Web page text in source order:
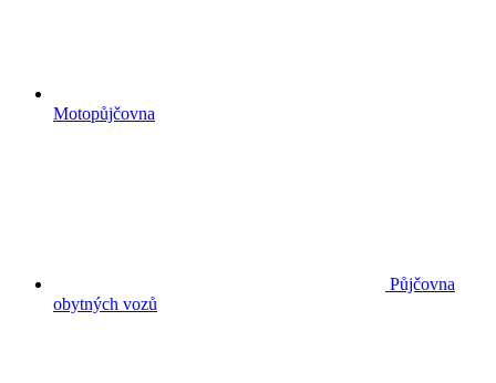
Motopůjčovna
Půjčovna
obytných vozů